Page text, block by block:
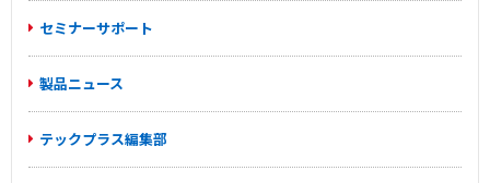
セミナーサポート
製品ニュース
テックプラス編集部